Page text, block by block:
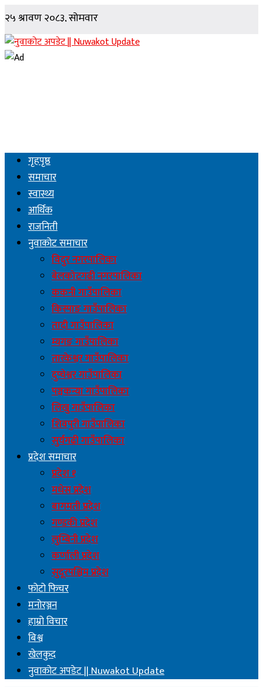
गृहपृष्ठ
समाचार
स्वास्थ्य
आर्थिक
राजनिती
नुवाकोट समाचार
विदुर नगरपालिका
बेलकोटगढी नगरपालिका
ककनी गाउँपालिका
किस्पाङ गाउँपालिका
तादी गाउँपालिका
म्यगङ गाउँपालिका
तारकेश्वर गाउँपालिका
दुप्चेश्वर गाउँपालिका
पञ्चकन्या गाउँपालिका
लिखु गाउँपालिका
शिवपुरी गाउँपालिका
सुर्यगढी गाउँपालिका
प्रदेश समाचार
प्रदेश १
मधेस प्रदेश
बागमती प्रदेश
गण्डकी प्रदेश
लुम्बिनी प्रदेश
कर्णाली प्रदेश
सुदूरपश्चिम प्रदेश
फोटो फिचर
मनोरञ्जन
हाम्रो विचार
बिश्व
खेलकुद
नुवाकोट अपडेट || Nuwakot Update